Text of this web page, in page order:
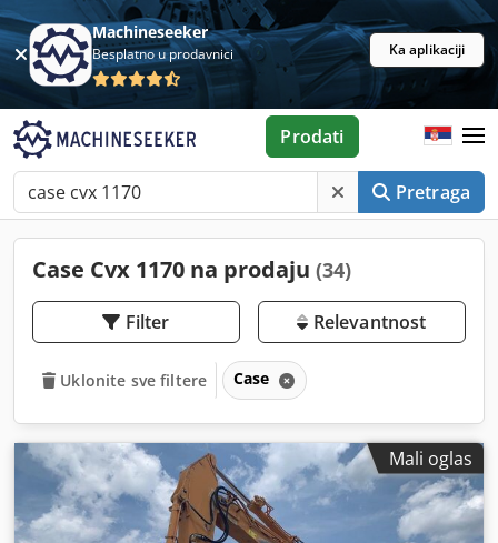
Machineseeker
Besplatno u prodavnici Ka aplikaciji
Pretraga
Prodati
Case Cvx 1170 na prodaju (34)
Filter Relevantnost
Uklonite sve filtere Case
Mali oglas